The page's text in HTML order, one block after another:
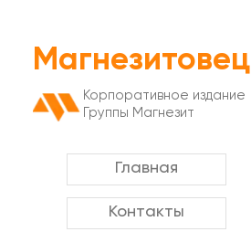
Главная
Контакты
Магнезитовец
Корпоративное издание
Группы Магнезит